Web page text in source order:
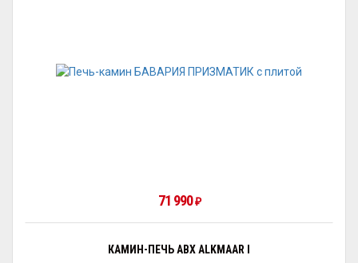
71 990₽
КАМИН-ПЕЧЬ ABX ALKMAAR I